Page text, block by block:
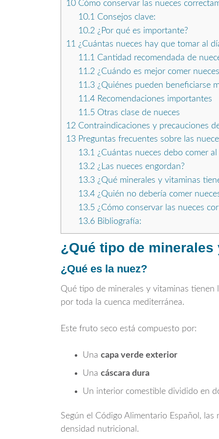
10 Cómo conservar las nueces
10.1 Consejos clave:
10.2 ¿Por qué es importante?
11 ¿Cuántas nueces hay que tomar al
11.1 Cantidad recomendada de
11.2 ¿Cuándo es mejor comer
11.3¿Quiénes pueden beneficiarse
11.4Recomendaciones importantes
11.5 Otras clase de nueces
12 Contraindicaciones y precauciones
13 Preguntas frecuentes sobre las
13.1 ¿Cuántas nueces debo comer al
13.2 ¿Las nueces engordan?
13.3¿Qué minerales y vitaminas
13.4¿Quién no debería comer
13.5 ¿Cómo conservar las nueces
13.6Bibliografía:
¿Qué tipo de
¿Qué es la nuez?
Qué tipo de minerales y vitaminas tienen
por toda la cuenca mediterránea.
Este fruto seco está compuesto por:
Una capa verde exterior
Una cáscara dura
Un interior comestible dividido en
Según el Código Alimentario Español,
densidad nutricional.